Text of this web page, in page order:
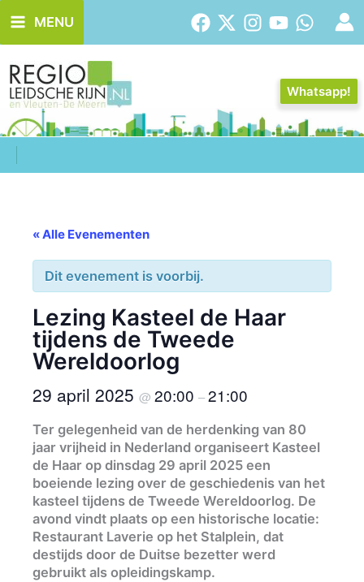
naar
de
inhoud
MENU
Whatsapp!
« Alle Evenementen
Dit evenement is voorbij.
Lezing Kasteel de Haar
tijdens de Tweede
Wereldoorlog
29 april 2025 @ 20:00 –21:00
Ter gelegenheid van de herdenking van 80
jaar vrijheid in Nederland organiseert Kasteel
de Haar op dinsdag 29 april 2025 een
boeiende lezing over de geschiedenis van het
kasteel tijdens de Tweede Wereldoorlog. De
avond vindt plaats op een historische locatie:
Restaurant Laverie op het Stalplein, dat
destijds door de Duitse bezetter werd
gebruikt als opleidingskamp.